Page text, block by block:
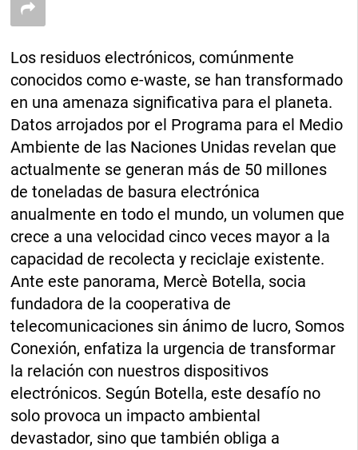
Los residuos electrónicos, comúnmente
conocidos como e-waste, se han transformado
en una amenaza significativa para el planeta.
Datos arrojados por el Programa para el Medio
Ambiente de las Naciones Unidas revelan que
actualmente se generan más de 50 millones
de toneladas de basura electrónica
anualmente en todo el mundo, un volumen que
crece a una velocidad cinco veces mayor a la
capacidad de recolecta y reciclaje existente.
Ante este panorama, Mercè Botella, socia
fundadora de la cooperativa de
telecomunicaciones sin ánimo de lucro, Somos
Conexión, enfatiza la urgencia de transformar
la relación con nuestros dispositivos
electrónicos. Según Botella, este desafío no
solo provoca un impacto ambiental
devastador, sino que también obliga a